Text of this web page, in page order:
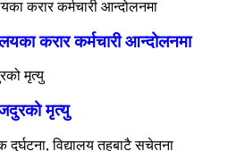
करार कर्मचारी आन्दोलनमा
मृत्यु